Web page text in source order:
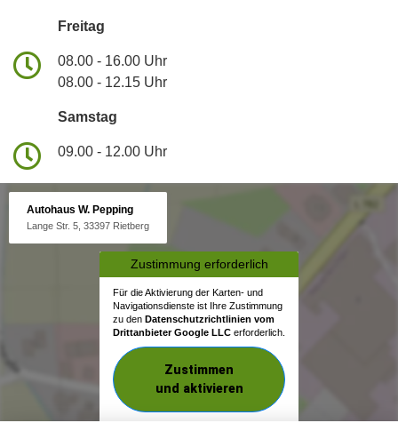
Freitag
08.00 - 16.00 Uhr
08.00 - 12.15 Uhr
Samstag
09.00 - 12.00 Uhr
Autohaus W. Pepping
Lange Str. 5, 33397 Rietberg
Zustimmung erforderlich
Für die Aktivierung der Karten- und
Navigationsdienste ist Ihre Zustimmung
zu den Datenschutzrichtlinien vom
Drittanbieter Google LLC erforderlich.
Zustimmen
und aktivieren